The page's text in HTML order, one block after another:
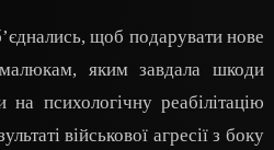
щоб подарувати нове
яким завдала шкоди
психологічну реабілітацію
військової агресії з боку